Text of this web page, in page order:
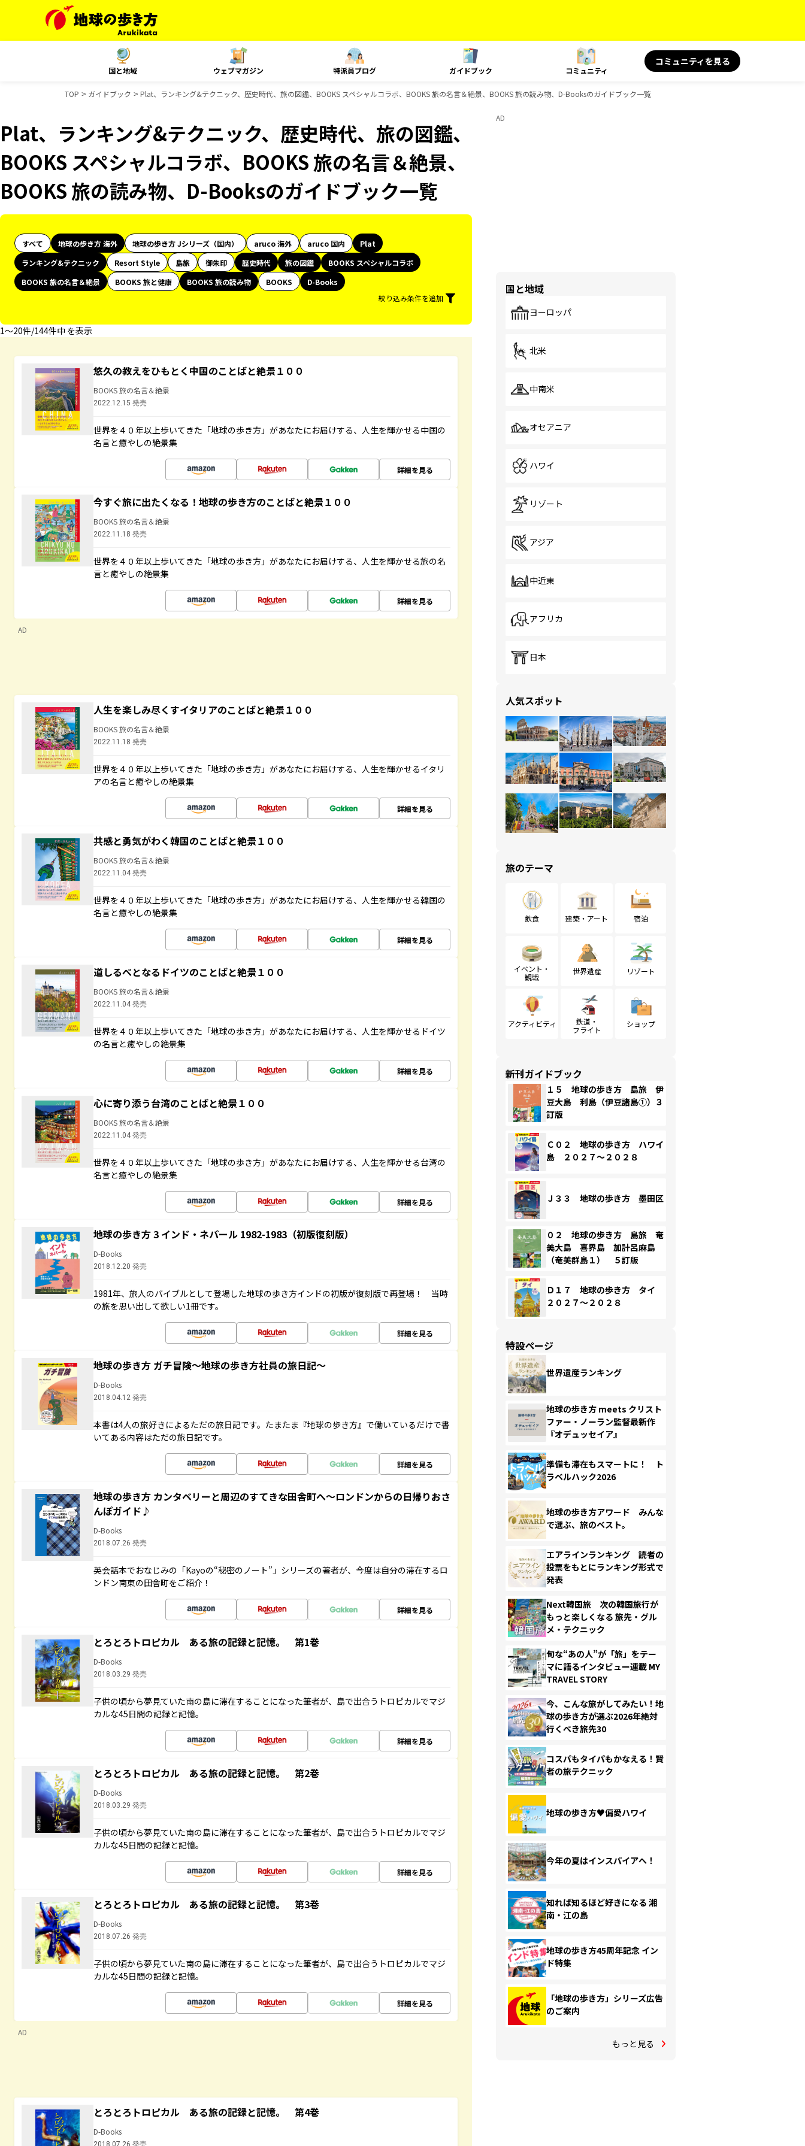
国と地域 ウェブマガジン 特派員ブログ ガイドブック コミュニティ
コミュニティを見る
TOP ガイドブック Plat、ランキング&テクニック、歴史時代、旅の図鑑、BOOKS スペシャルコラボ、BOOKS 旅の名言＆絶景、BOOKS 旅の読み物、D-Booksのガイドブック一覧
Plat、ランキング&テクニック、歴史時代、旅の図鑑、
BOOKS スペシャルコラボ、BOOKS 旅の名言＆絶景、
BOOKS 旅の読み物、D-Booksのガイドブック一覧
すべて 地球の歩き方 海外 地球の歩き方 Jシリーズ（国内） aruco 海外 aruco 国内
Plat
ランキング&テクニック
Resort Style 島旅 御朱印 歴史時代 旅の図鑑
BOOKS スペシャルコラボ
BOOKS 旅の名言＆絶景
BOOKS 旅と健康 BOOKS 旅の読み物 BOOKS
D-Books
絞り込み条件を追加
1〜20件/144件中 を表示
悠久の教えをひもとく中国のことばと絶景１００
BOOKS 旅の名言＆絶景
2022.12.15 発売
世界を４０年以上歩いてきた「地球の歩き方」があなたにお届けする、人生を輝かせる中国の
名言と癒やしの絶景集
詳細を見る
今すぐ旅に出たくなる！地球の歩き方のことばと絶景１００
BOOKS 旅の名言＆絶景
2022.11.18 発売
世界を４０年以上歩いてきた「地球の歩き方」があなたにお届けする、人生を輝かせる旅の名
言と癒やしの絶景集
詳細を見る
AD
人生を楽しみ尽くすイタリアのことばと絶景１００
BOOKS 旅の名言＆絶景
2022.11.18 発売
世界を４０年以上歩いてきた「地球の歩き方」があなたにお届けする、人生を輝かせるイタリ
アの名言と癒やしの絶景集
詳細を見る
共感と勇気がわく韓国のことばと絶景１００
BOOKS 旅の名言＆絶景
2022.11.04 発売
世界を４０年以上歩いてきた「地球の歩き方」があなたにお届けする、人生を輝かせる韓国の
名言と癒やしの絶景集
詳細を見る
道しるべとなるドイツのことばと絶景１００
BOOKS 旅の名言＆絶景
2022.11.04 発売
世界を４０年以上歩いてきた「地球の歩き方」があなたにお届けする、人生を輝かせるドイツ
の名言と癒やしの絶景集
詳細を見る
心に寄り添う台湾のことばと絶景１００
BOOKS 旅の名言＆絶景
2022.11.04 発売
世界を４０年以上歩いてきた「地球の歩き方」があなたにお届けする、人生を輝かせる台湾の
名言と癒やしの絶景集
詳細を見る
地球の歩き方 3 インド・ネパール 1982-1983（初版復刻版）
D-Books
2018.12.20 発売
1981年、旅人のバイブルとして登場した地球の歩き方インドの初版が復刻版で再登場！ 当時
の旅を思い出して欲しい1冊です。
詳細を見る
地球の歩き方 ガチ冒険～地球の歩き方社員の旅日記～
D-Books
2018.04.12 発売
本書は4人の旅好きによるただの旅日記です。たまたま『地球の歩き方』で働いているだけで書
いてある内容はただの旅日記です。
詳細を見る
地球の歩き方 カンタベリーと周辺のすてきな田舎町へ～ロンドンからの日帰りおさ
んぽガイド♪
D-Books
2018.07.26 発売
英会話本でおなじみの「Kayoの“秘密のノート”」シリーズの著者が、今度は自分の滞在するロ
ンドン南東の田舎町をご紹介！
詳細を見る
とろとろトロピカル ある旅の記録と記憶。 第1巻
D-Books
2018.03.29 発売
子供の頃から夢見ていた南の島に滞在することになった筆者が、島で出合うトロピカルでマジ
カルな45日間の記録と記憶。
詳細を見る
とろとろトロピカル ある旅の記録と記憶。 第2巻
D-Books
2018.03.29 発売
子供の頃から夢見ていた南の島に滞在することになった筆者が、島で出合うトロピカルでマジ
カルな45日間の記録と記憶。
詳細を見る
とろとろトロピカル ある旅の記録と記憶。 第3巻
D-Books
2018.07.26 発売
子供の頃から夢見ていた南の島に滞在することになった筆者が、島で出合うトロピカルでマジ
カルな45日間の記録と記憶。
詳細を見る
AD
とろとろトロピカル ある旅の記録と記憶。 第4巻
D-Books
2018.07.26 発売
AD
国と地域
ヨーロッパ
北米
中南米
オセアニア
ハワイ
リゾート
アジア
中近東
アフリカ
日本
人気スポット
旅のテーマ
飲食 建築・アート 宿泊
イベント・
観戦
世界遺産 リゾート
アクティビティ
鉄道・
フライト
ショップ
新刊ガイドブック
１５ 地球の歩き方 島旅 伊
豆大島 利島（伊豆諸島①）３
訂版
Ｃ０２ 地球の歩き方 ハワイ
島 ２０２７～２０２８
Ｊ３３ 地球の歩き方 墨田区
０２ 地球の歩き方 島旅 奄
美大島 喜界島 加計呂麻島
（奄美群島１） ５訂版
Ｄ１７ 地球の歩き方 タイ
２０２７～２０２８
特設ページ
世界遺産ランキング
地球の歩き方 meets クリスト
ファー・ノーラン監督最新作
『オデュッセイア』
準備も滞在もスマートに！ ト
ラベルハック2026
地球の歩き方アワード みんな
で選ぶ、旅のベスト。
エアラインランキング 読者の
投票をもとにランキング形式で
発表
Next韓国旅 次の韓国旅行が
もっと楽しくなる 旅先・グル
メ・テクニック
旬な“あの人”が「旅」をテー
マに語るインタビュー連載 MY
TRAVEL STORY
今、こんな旅がしてみたい！地
球の歩き方が選ぶ2026年絶対
行くべき旅先30
コスパもタイパもかなえる！賢
者の旅テクニック
地球の歩き方♥偏愛ハワイ
今年の夏はインスパイアへ！
知れば知るほど好きになる 湘
南・江の島
地球の歩き方45周年記念 イン
ド特集
「地球の歩き方」シリーズ広告
のご案内
もっと見る